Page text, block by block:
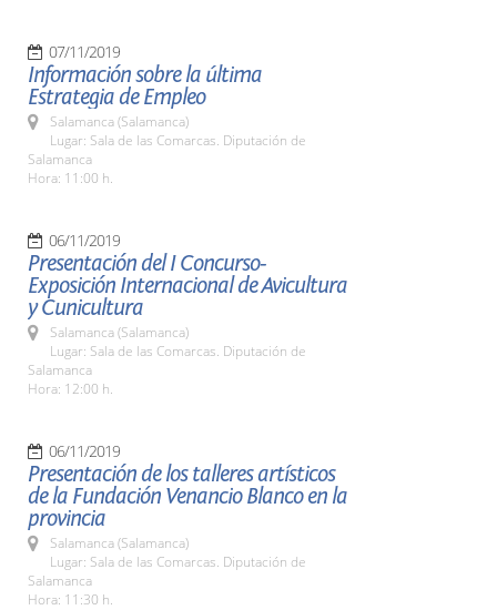
07/11/2019
Información sobre la última
Estrategia de Empleo
Salamanca (Salamanca)
Lugar: Sala de las Comarcas. Diputación de
Salamanca
Hora: 11:00 h.
06/11/2019
Presentación del I Concurso-
Exposición Internacional de Avicultura
y Cunicultura
Salamanca (Salamanca)
Lugar: Sala de las Comarcas. Diputación de
Salamanca
Hora: 12:00 h.
06/11/2019
Presentación de los talleres artísticos
de la Fundación Venancio Blanco en la
provincia
Salamanca (Salamanca)
Lugar: Sala de las Comarcas. Diputación de
Salamanca
Hora: 11:30 h.